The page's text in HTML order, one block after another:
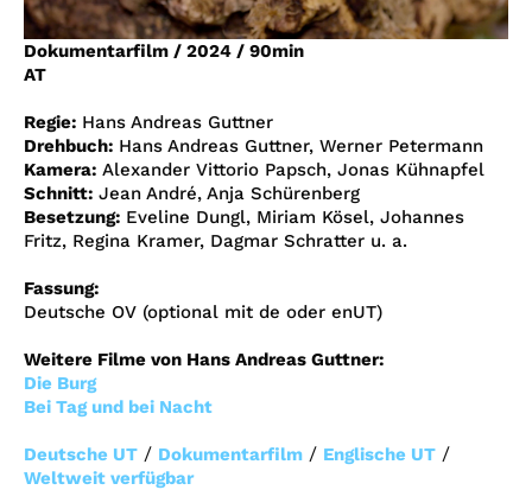
Account
Suche
Dokumentarfilm / 2024 / 90min
AT
Regie: Hans Andreas Guttner
Drehbuch: Hans Andreas Guttner, Werner Petermann
Kamera: Alexander Vittorio Papsch, Jonas Kühnapfel
Schnitt: Jean André, Anja Schürenberg
Besetzung: Eveline Dungl, Miriam Kösel, Johannes
Fritz, Regina Kramer, Dagmar Schratter u. a.
Fassung:
Deutsche OV (optional mit de oder enUT)
Weitere Filme von Hans Andreas Guttner:
Die Burg
Bei Tag und bei Nacht
Deutsche UT / Dokumentarfilm / Englische UT /
Weltweit verfügbar